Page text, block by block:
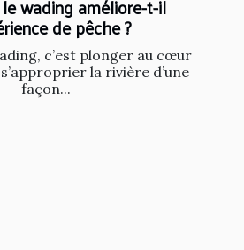
wading améliore-t-il
de pêche ?
c’est plonger au cœur
la rivière d’une
façon...